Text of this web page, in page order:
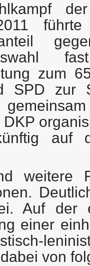
zum
SPD zur
auf
weitere
Auf der
einer
von